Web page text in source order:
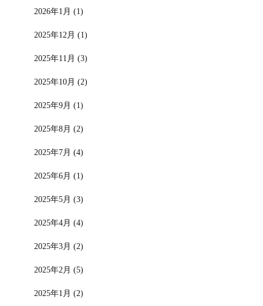
2026年1月 (1)
2025年12月 (1)
2025年11月 (3)
2025年10月 (2)
2025年9月 (1)
2025年8月 (2)
2025年7月 (4)
2025年6月 (1)
2025年5月 (3)
2025年4月 (4)
2025年3月 (2)
2025年2月 (5)
2025年1月 (2)